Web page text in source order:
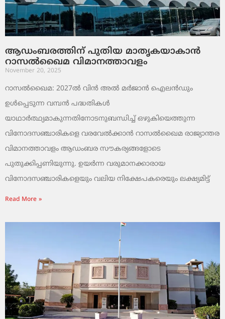
ആഡംബരത്തിന് പുതിയ മാതൃകയാകാൻ
റാസൽഖൈമ വിമാനത്താവളം
November 20, 2025
റാസൽഖൈമ: 2027ൽ വിൻ അൽ മർജാൻ ഐലൻഡും
ഉൾപ്പെടുന്ന വമ്പൻ പദ്ധതികൾ
യാഥാർത്ഥ്യമാകുന്നതിനോടനുബന്ധിച്ച് ഒഴുകിയെത്തുന്ന
വിനോദസഞ്ചാരികളെ വരവേൽക്കാൻ റാസൽഖൈമ രാജ്യാന്തര
വിമാനത്താവളം ആഡംബര സൗകര്യങ്ങളോടെ
പുതുക്കിപ്പണിയുന്നു. ഉയർന്ന വരുമാനക്കാരായ
വിനോദസഞ്ചാരികളെയും വലിയ നിക്ഷേപകരെയും ലക്ഷ്യമിട്ട്
Read More »